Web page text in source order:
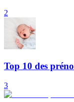
2
Top 10 des
3